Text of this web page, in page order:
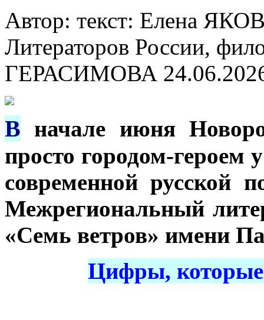
Автор: текст: Елена
Литераторов России,
ГЕРАСИМОВА
В начале июня
просто городом-героем
современной русской
Межрегиональный
«Семь ветров» имени
Цифры, которые